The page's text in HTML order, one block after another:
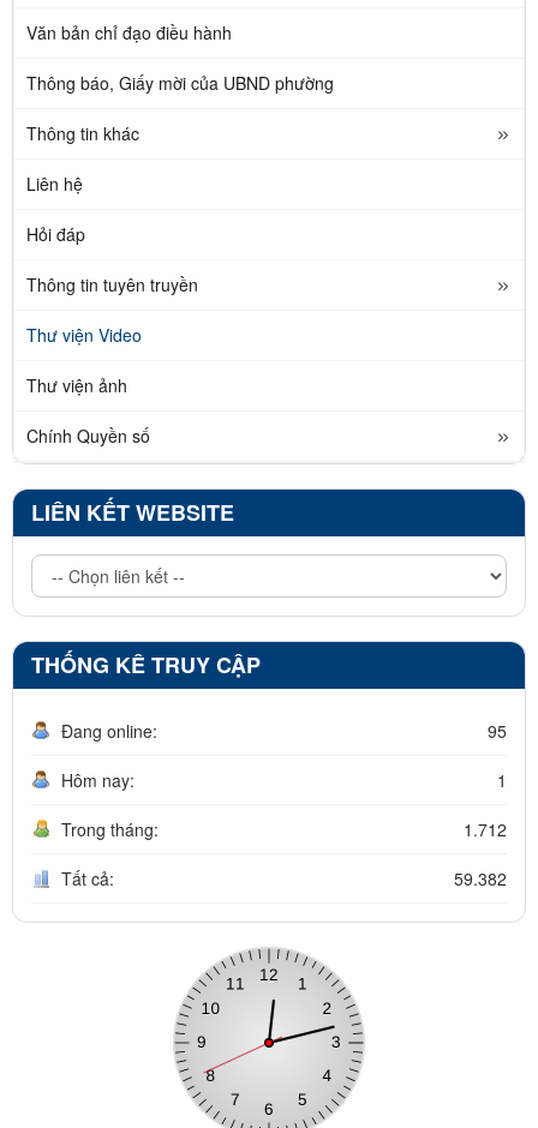
Văn bản chỉ đạo điều hành
Thông báo, Giấy mời của UBND phường
Thông tin khác
Liên hệ
Hỏi đáp
Thông tin tuyên truyền
Thư viện Video
Thư viện ảnh
Chính Quyền số
LIÊN KẾT WEBSITE
THỐNG KÊ TRUY CẬP
Đang online: 95
Hôm nay: 1
Trong tháng: 1.712
Tất cả: 59.382